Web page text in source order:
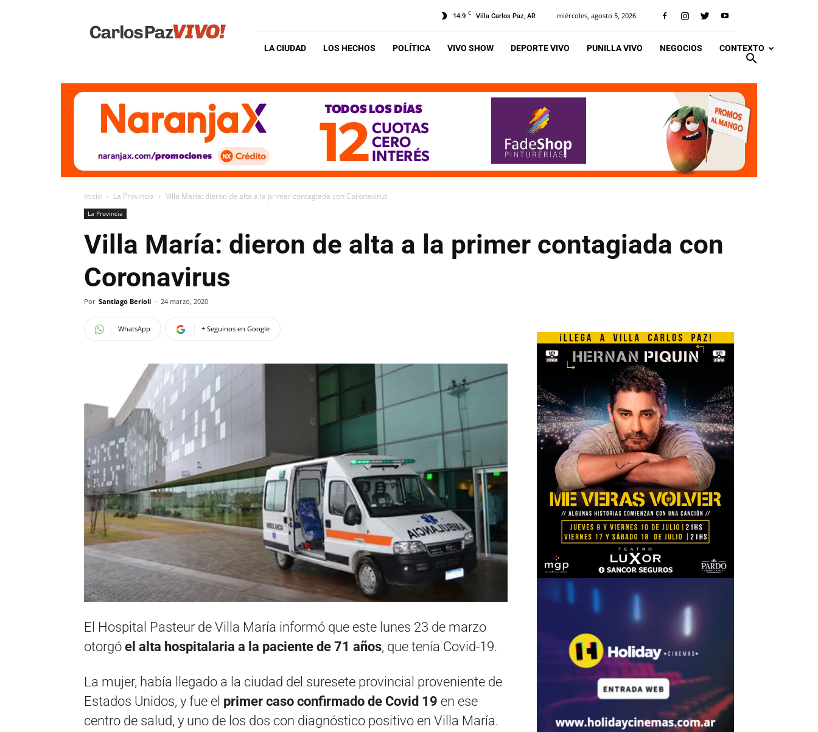
Vivo
14.9 C Villa Carlos Paz, AR miércoles, agosto 5, 2026
LA CIUDAD LOS HECHOS POLÍTICA VIVO SHOW DEPORTE VIVO PUNILLA VIVO NEGOCIOS CONTEXTO
Inicio La Provincia Villa María: dieron de alta a la primer contagiada con Coronavirus
La Provincia
Villa María: dieron de alta a la primer contagiada con
Coronavirus
Por Santiago Berioli - 24 marzo, 2020
WhatsApp + Seguinos en Google
El Hospital Pasteur de Villa María informó que este lunes 23 de marzo
otorgó el alta hospitalaria a la paciente de 71 años, que tenía Covid-19.
La mujer, había llegado a la ciudad del suresete provincial proveniente de
Estados Unidos, y fue el primer caso confirmado de Covid 19 en ese
centro de salud, y uno de los dos con diagnóstico positivo en Villa María.